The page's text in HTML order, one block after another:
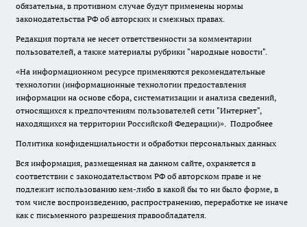
обязательна, в противном случае будут применены нормы
законодательства РФ об авторских и смежных правах.
Редакция портала не несет ответственности за комментарии
пользователей, а также материалы рубрики "народные новости".
«На информационном ресурсе применяются рекомендательные
технологии (информационные технологии предоставления
информации на основе сбора, систематизации и анализа сведений,
относящихся к предпочтениям пользователей сети "Интернет",
находящихся на территории Российской Федерации)». Подробнее
Политика конфиденциальности и обработки персональных данных
Вся информация, размещенная на данном сайте, охраняется в
соответствии с законодательством РФ об авторском праве и не
подлежит использованию кем-либо в какой бы то ни было форме, в
том числе воспроизведению, распространению, переработке не иначе
как с письменного разрешения правообладателя.